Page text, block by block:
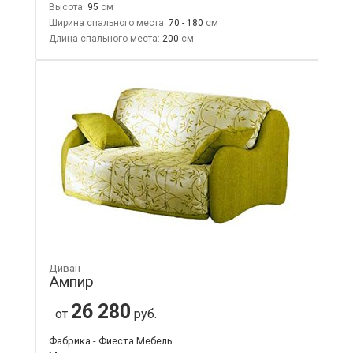
Высота: 95
Ширина спального места: 70 - 180
Длина спального места: 200
Диван
Ампир
от 26 280 руб.
Фабрика - Фиеста Мебель